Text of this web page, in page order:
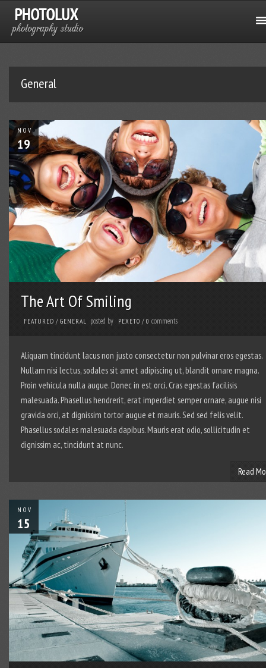
General
NOV
19
The Art Of Smiling
FEATURED / GENERAL posted by PEXETO / 0 comments
Aliquam tincidunt lacus non justo consectetur non pulvinar eros egestas.
Nullam nisi lectus, sodales sit amet adipiscing ut, blandit ornare magna.
Proin vehicula nulla augue. Donec in est orci. Cras egestas facilisis
malesuada. Phasellus hendrerit, erat imperdiet semper ornare, augue nisi
gravida orci, at dignissim tortor augue et mauris. Sed sed felis velit.
Phasellus sodales malesuada dapibus. Mauris erat odio, sollicitudin et
dignissim ac, tincidunt at nunc.
Read
NOV
15